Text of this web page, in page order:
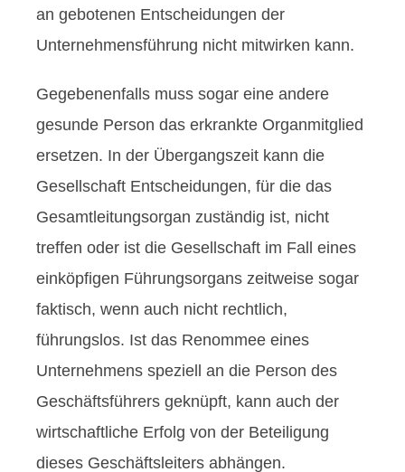
an gebotenen Entscheidungen der
Unternehmensführung nicht mitwirken kann.
Gegebenenfalls muss sogar eine andere
gesunde Person das erkrankte Organmitglied
ersetzen. In der Übergangszeit kann die
Gesellschaft Entscheidungen, für die das
Gesamtleitungsorgan zuständig ist, nicht
treffen oder ist die Gesellschaft im Fall eines
einköpfigen Führungsorgans zeitweise sogar
faktisch, wenn auch nicht rechtlich,
führungslos. Ist das Renommee eines
Unternehmens speziell an die Person des
Geschäftsführers geknüpft, kann auch der
wirtschaftliche Erfolg von der Beteiligung
dieses Geschäftsleiters abhängen.